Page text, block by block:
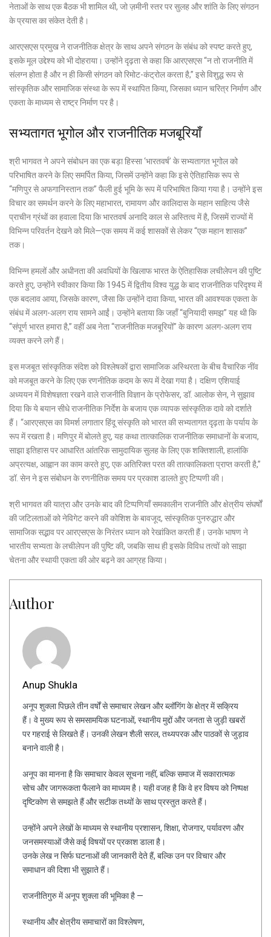
नेताओं के साथ एक बैठक भी शामिल थी, जो ज़मीनी स्तर पर सुलह और शांति के लिए संगठन
के प्रयास का संकेत देती है।
आरएसएस प्रमुख ने राजनीतिक क्षेत्र के साथ अपने संगठन के संबंध को स्पष्ट करते हुए,
इसके मूल उद्देश्य को भी दोहराया। उन्होंने दृढ़ता से कहा कि आरएसएस “न तो राजनीति में
संलग्न होता है और न ही किसी संगठन को रिमोट-कंट्रोल करता है,” इसे विशुद्ध रूप से
सांस्कृतिक और सामाजिक संस्था के रूप में स्थापित किया, जिसका ध्यान चरित्र निर्माण और
एकता के माध्यम से राष्ट्र निर्माण पर है।
सभ्यतागत भूगोल और राजनीतिक मजबूरियाँ
श्री भागवत ने अपने संबोधन का एक बड़ा हिस्सा ‘भारतवर्ष’ के सभ्यतागत भूगोल को
परिभाषित करने के लिए समर्पित किया, जिसमें उन्होंने कहा कि इसे ऐतिहासिक रूप से
“मणिपुर से अफगानिस्तान तक” फैली हुई भूमि के रूप में परिभाषित किया गया है। उन्होंने इस
विचार का समर्थन करने के लिए महाभारत, रामायण और कालिदास के महान साहित्य जैसे
प्राचीन ग्रंथों का हवाला दिया कि भारतवर्ष अनादि काल से अस्तित्व में है, जिसमें राज्यों में
विभिन्न परिवर्तन देखने को मिले—एक समय में कई शासकों से लेकर “एक महान शासक”
तक।
विभिन्न हमलों और अधीनता की अवधियों के खिलाफ भारत के ऐतिहासिक लचीलेपन की पुष्टि
करते हुए, उन्होंने स्वीकार किया कि 1945 में द्वितीय विश्व युद्ध के बाद राजनीतिक परिदृश्य में
एक बदलाव आया, जिसके कारण, जैसा कि उन्होंने दावा किया, भारत की आवश्यक एकता के
संबंध में अलग-अलग राय सामने आईं। उन्होंने बताया कि जहाँ “बुनियादी समझ” यह थी कि
“संपूर्ण भारत हमारा है,” वहीं अब नेता “राजनीतिक मजबूरियों” के कारण अलग-अलग राय
व्यक्त करने लगे हैं।
इस मजबूत सांस्कृतिक संदेश को विश्लेषकों द्वारा सामाजिक अस्थिरता के बीच वैचारिक नींव
को मजबूत करने के लिए एक रणनीतिक कदम के रूप में देखा गया है। दक्षिण एशियाई
अध्ययन में विशेषज्ञता रखने वाले राजनीति विज्ञान के प्रोफेसर, डॉ. आलोक सेन, ने सुझाव
दिया कि ये बयान सीधे राजनीतिक निर्देश के बजाय एक व्यापक सांस्कृतिक दावे को दर्शाते
हैं। “आरएसएस का विमर्श लगातार हिंदू संस्कृति को भारत की सभ्यतागत दृढ़ता के पर्याय के
रूप में रखता है। मणिपुर में बोलते हुए, यह कथा तात्कालिक राजनीतिक समाधानों के बजाय,
साझा इतिहास पर आधारित आंतरिक सामुदायिक सुलह के लिए एक शक्तिशाली, हालांकि
अप्रत्यक्ष, आह्वान का काम करते हुए, एक अतिरिक्त परत की तात्कालिकता प्राप्त करती है,”
डॉ. सेन ने इस संबोधन के रणनीतिक समय पर प्रकाश डालते हुए टिप्पणी की।
श्री भागवत की यात्रा और उनके बाद की टिप्पणियाँ समकालीन राजनीति और क्षेत्रीय संघर्षों
की जटिलताओं को नेविगेट करने की कोशिश के बावजूद, सांस्कृतिक पुनरुद्धार और
सामाजिक सद्भाव पर आरएसएस के निरंतर ध्यान को रेखांकित करती हैं। उनके भाषण ने
भारतीय सभ्यता के लचीलेपन की पुष्टि की, जबकि साथ ही इसके विविध तत्वों को साझा
चेतना और स्थायी एकता की ओर बढ़ने का आग्रह किया।
Author
Anup Shukla
अनूप शुक्ला पिछले तीन वर्षों से समाचार लेखन और ब्लॉगिंग के क्षेत्र में सक्रिय
हैं। वे मुख्य रूप से समसामयिक घटनाओं, स्थानीय मुद्दों और जनता से जुड़ी खबरों
पर गहराई से लिखते हैं। उनकी लेखन शैली सरल, तथ्यपरक और पाठकों से जुड़ाव
बनाने वाली है।
अनूप का मानना है कि समाचार केवल सूचना नहीं, बल्कि समाज में सकारात्मक
सोच और जागरूकता फैलाने का माध्यम है। यही वजह है कि वे हर विषय को निष्पक्ष
दृष्टिकोण से समझते हैं और सटीक तथ्यों के साथ प्रस्तुत करते हैं।
उन्होंने अपने लेखों के माध्यम से स्थानीय प्रशासन, शिक्षा, रोजगार, पर्यावरण और
जनसमस्याओं जैसे कई विषयों पर प्रकाश डाला है।
उनके लेख न सिर्फ घटनाओं की जानकारी देते हैं, बल्कि उन पर विचार और
समाधान की दिशा भी सुझाते हैं।
राजनीतिगुरु में अनूप शुक्ला की भूमिका है —
स्थानीय और क्षेत्रीय समाचारों का विश्लेषण,